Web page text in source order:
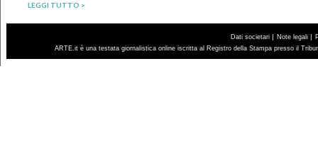
LEGGI TUTTO >
Dati societari | Note legali |
ARTE.it è una testata giornalistica online iscritta al Registro della Stampa presso il